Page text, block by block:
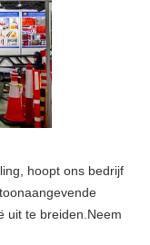
hoopt ons bedrijf
uit te breiden.Neem